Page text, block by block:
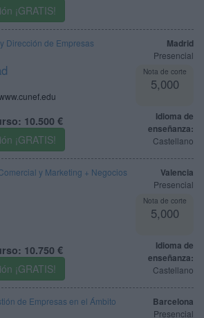
¡GRATIS!
Madrid
Presencial
Nota de corte
5,000
Idioma de
enseñanza:
Castellano
Dirección de Empresas
10.500 €
¡GRATIS!
Valencia
Presencial
Nota de corte
5,000
Idioma de
enseñanza:
Castellano
y Marketing + Negocios
10.750 €
¡GRATIS!
Barcelona
Presencial
de Empresas en el Ámbito